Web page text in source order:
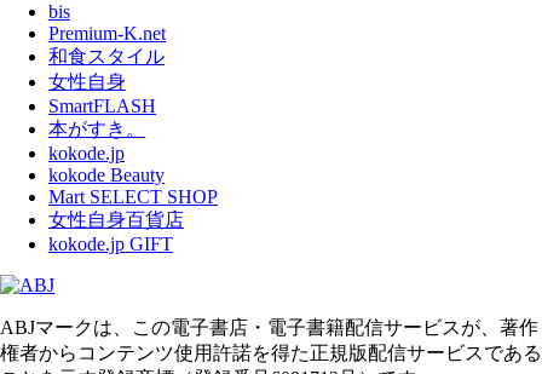
bis
Premium-K.net
和食スタイル
女性自身
SmartFLASH
本がすき。
kokode.jp
kokode Beauty
Mart SELECT SHOP
女性自身百貨店
kokode.jp GIFT
ABJマークは、この電子書店・電子書籍配信サービスが、著作
権者からコンテンツ使用許諾を得た正規版配信サービスである